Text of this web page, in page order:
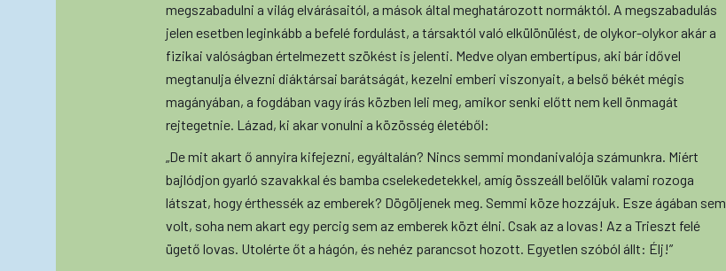
megszabadulni a világ elvárásaitól, a mások által meghatározott normáktól. A megszabadulás
jelen esetben leginkább a befelé fordulást, a társaktól való elkülönülést, de olykor-olykor akár a
fizikai valóságban értelmezett szökést is jelenti. Medve olyan embertípus, aki bár idővel
megtanulja élvezni diáktársai barátságát, kezelni emberi viszonyait, a belső békét mégis
magányában, a fogdában vagy írás közben leli meg, amikor senki előtt nem kell önmagát
rejtegetnie. Lázad, ki akar vonulni a közösség életéből:
„De mit akart ő annyira kifejezni, egyáltalán? Nincs semmi mondanivalója számunkra. Miért
bajlódjon gyarló szavakkal és bamba cselekedetekkel, amíg összeáll belőlük valami rozoga
látszat, hogy érthessék az emberek? Dögöljenek meg. Semmi köze hozzájuk. Esze ágában sem
volt, soha nem akart egy percig sem az emberek közt élni. Csak az a lovas! Az a Trieszt felé
ügető lovas. Utolérte őt a hágón, és nehéz parancsot hozott. Egyetlen szóból állt: Élj!”